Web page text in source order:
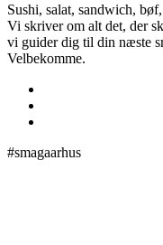
Sushi, salat, sandwich,
Vi skriver om alt det, der
vi guider dig til din næste
Velbekomme.
#smagaarhus